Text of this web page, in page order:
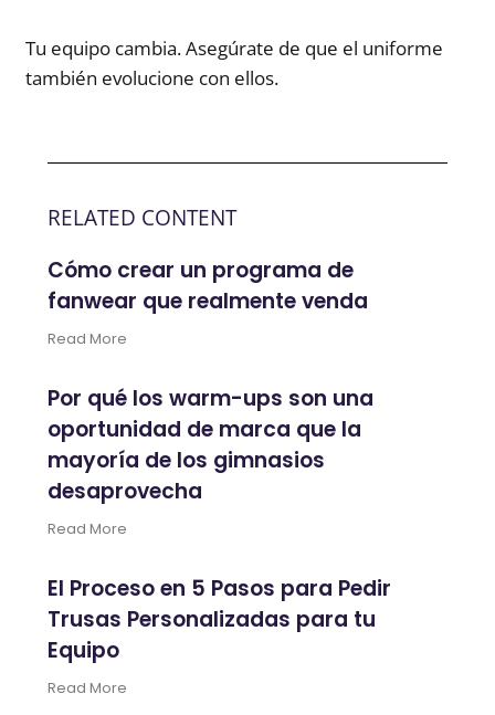
Tu equipo cambia. Asegúrate de que el uniforme
también evolucione con ellos.
RELATED CONTENT
Cómo crear un programa de
fanwear que realmente venda
Read More
Por qué los warm-ups son una
oportunidad de marca que la
mayoría de los gimnasios
desaprovecha
Read More
El Proceso en 5 Pasos para Pedir
Trusas Personalizadas para tu
Equipo
Read More